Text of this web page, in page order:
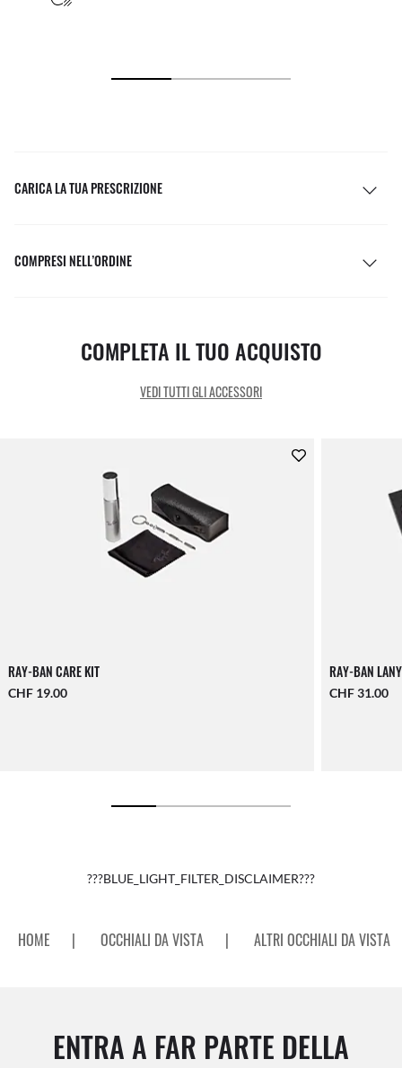
CARICA LA TUA PRESCRIZIONE
COMPRESI NELL’ORDINE
COMPLETA IL TUO ACQUISTO
VEDI TUTTI GLI ACCESSORI
RAY-BAN CARE KIT
CHF 19.00
RAY-BAN
CHF 31.00
???BLUE_LIGHT_FILTER_DISCLAIMER???
HOME | OCCHIALI DA VISTA | ALTRI OCCHIALI DA VISTA
ENTRA A FAR PARTE DELLA